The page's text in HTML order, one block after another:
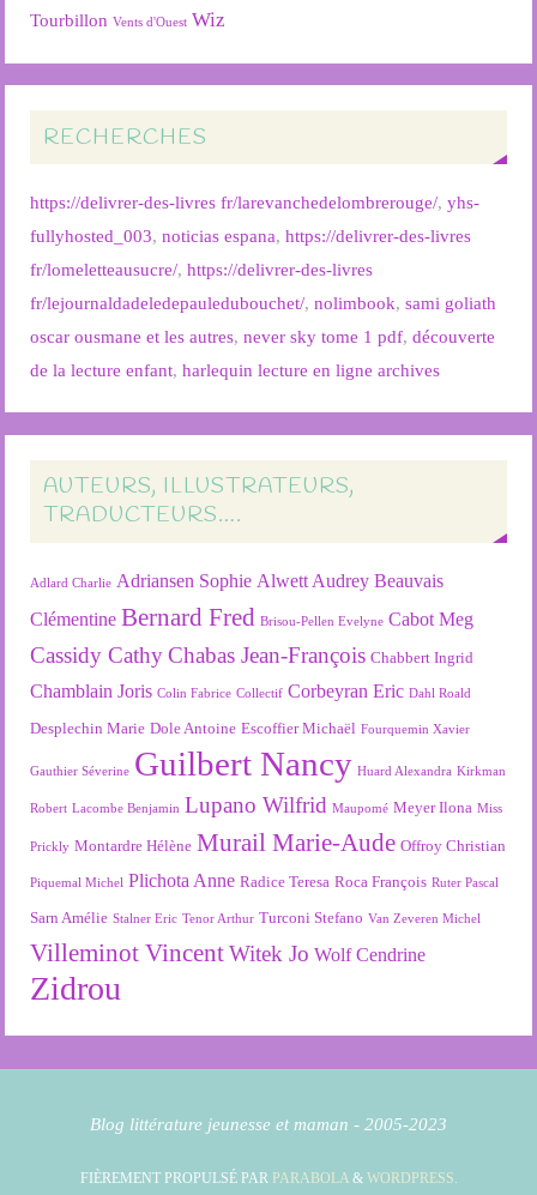
Tourbillon Vents d'Ouest Wiz
RECHERCHES
https://delivrer-des-livres fr/larevanchedelombrerouge/,yhs-
fullyhosted_003,noticias espana,https://delivrer-des-livres
fr/lomeletteausucre/,https://delivrer-des-livres
fr/lejournaldadeledepauledubouchet/,nolimbook,sami goliath
oscar ousmane et les autres,never sky tome 1 pdf,découverte
de la lecture enfant,harlequin lecture en ligne archives
AUTEURS, ILLUSTRATEURS,
TRADUCTEURS….
Adlard Charlie Adriansen Sophie Alwett Audrey Beauvais
Clémentine Bernard Fred Brisou-Pellen Evelyne Cabot Meg
Cassidy Cathy Chabas Jean-François Chabbert Ingrid
Chamblain Joris Colin Fabrice Collectif Corbeyran Eric Dahl Roald
Desplechin Marie Dole Antoine Escoffier Michaël Fourquemin Xavier
Gauthier Séverine Guilbert Nancy Huard Alexandra Kirkman
Robert Lacombe Benjamin Lupano Wilfrid Maupomé Meyer Ilona Miss
Prickly Montardre Hélène Murail Marie-Aude Offroy Christian
Piquemal Michel Plichota Anne Radice Teresa Roca François Ruter Pascal
Sarn Amélie Stalner Eric Tenor Arthur Turconi Stefano Van Zeveren Michel
Villeminot Vincent Witek Jo Wolf Cendrine
Zidrou
Blog littérature jeunesse et maman - 2005-2023
FIÈREMENT PROPULSÉ PAR PARABOLA & WORDPRESS.